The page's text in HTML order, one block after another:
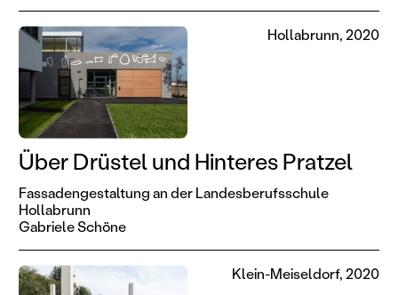
Über Drüstel und Hinteres Pratzel
Fassadengestaltung an der Landesberufsschule
Hollabrunn
Gabriele Schöne
Hollabrunn, 2020
Klein-Meiseldorf, 2020